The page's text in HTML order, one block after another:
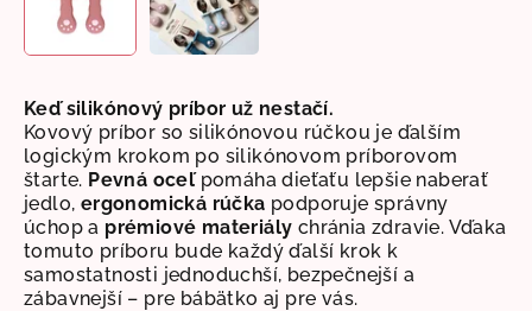
Keď silikónový príbor už nestačí.
Kovový príbor so silikónovou rúčkou je ďalším
logickým krokom po silikónovom príborovom
štarte. Pevná oceľpomáha dieťaťu lepšie naberať
jedlo, ergonomická rúčka podporuje správny
úchop a prémiové materiály chránia zdravie. Vďaka
tomuto príboru bude každý ďalší krok k
samostatnosti jednoduchší, bezpečnejší a
zábavnejší – pre bábätko aj pre vás.